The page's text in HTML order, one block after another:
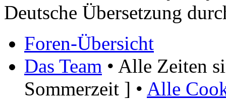
Deutsche Übersetzung
Foren-Übersicht
Das Team • Alle Zeiten
Sommerzeit ] • Alle